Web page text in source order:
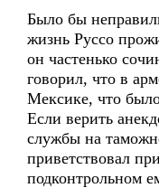
Было бы
жизнь Руссо
он частенько
говорил, что в
Мексике, что
Если верить
службы на
приветствовал
подконтрольном